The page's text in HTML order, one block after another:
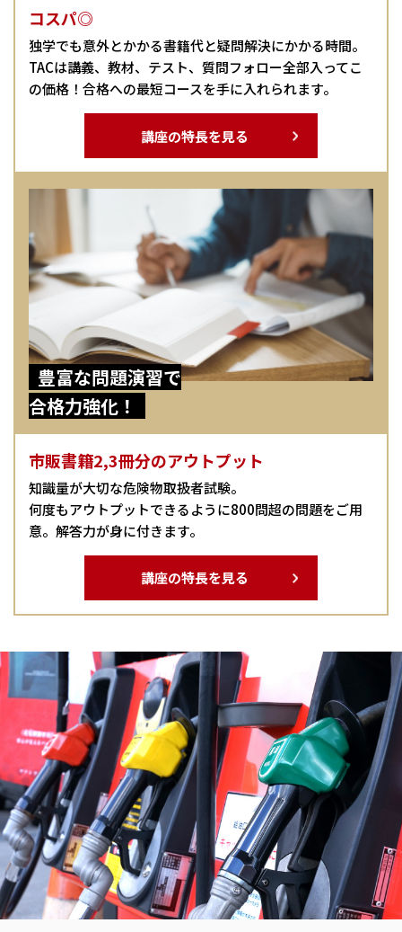
コスパ◎
独学でも意外とかかる書籍代と疑問解決にかかる時間。
TACは講義、教材、テスト、質問フォロー全部入ってこ
の価格！合格への最短コースを手に入れられます。
講座の特長を見る
豊富な問題演習で
合格力強化！
市販書籍2,3冊分のアウトプット
知識量が大切な危険物取扱者試験。
何度もアウトプットできるように800問超の問題をご用
意。解答力が身に付きます。
講座の特長を見る